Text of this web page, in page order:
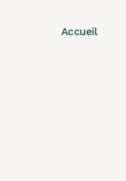
Accueil